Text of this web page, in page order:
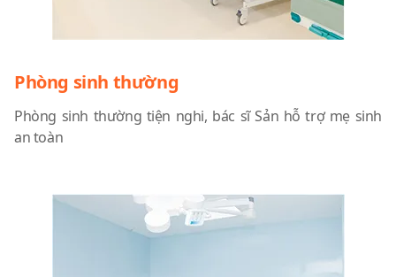
Phòng sinh thường
Phòng sinh thường tiện nghi, bác sĩ Sản hỗ trợ mẹ sinh
an toàn